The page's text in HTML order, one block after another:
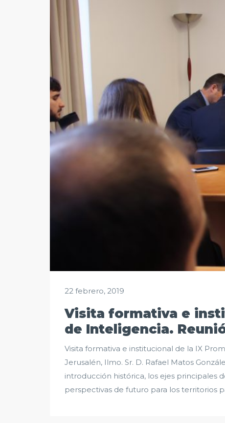
22 febrero, 2019
Visita formativa e
de Inteligencia.
Visita formativa e institucional de la IX
Jerusalén, Ilmo. Sr. D. Rafael Matos
introducción histórica, los ejes principales
perspectivas de futuro para los territorios